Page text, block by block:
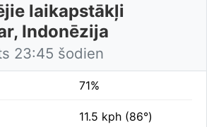
laikapstākļi
Indonēzija
23:45 šodien
71%
11.5 kph (86°)